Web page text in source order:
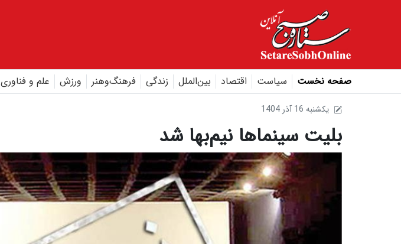
صفحه نخست سیاست اقتصاد بین‌الملل زندگی فرهنگ‌و‌هنر ورزش علم و فناوری
1404 يکشنبه 16 آذر
بلیت سینماها نیم‌بها شد